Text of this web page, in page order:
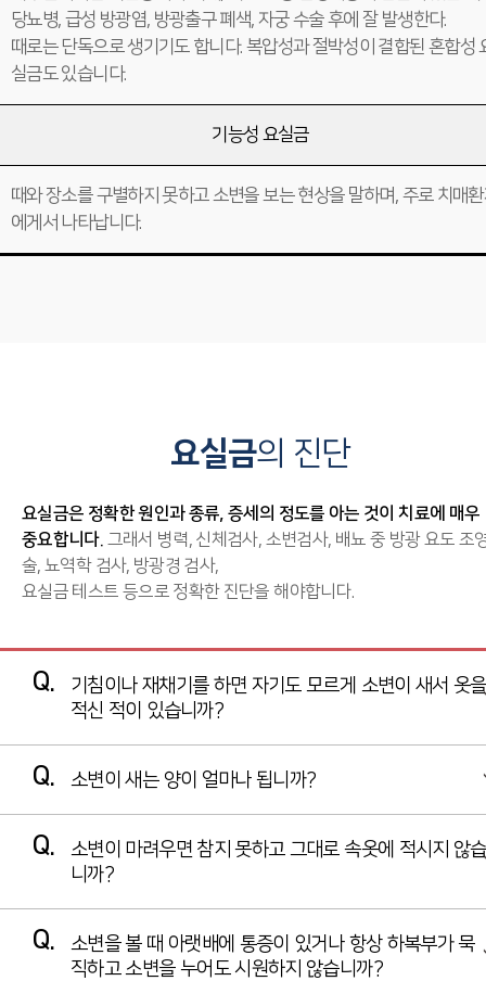
당뇨병, 급성 방광염, 방광출구 폐색, 자궁 수술 후에 잘 발생한다.
때로는 단독으로 생기기도 합니다. 복압성과 절박성이 결합된 혼합성
실금도 있습니다.
기능성 요실금
때와 장소를 구별하지 못하고 소변을 보는 현상을 말하며, 주로 치매
에게서 나타납니다.
요실금의 진단
요실금은 정확한 원인과 종류, 증세의 정도를 아는 것이 치료에 매우
중요합니다. 그래서 병력, 신체검사, 소변검사, 배뇨 중 방광 요도 조
술, 뇨역학 검사, 방광경 검사,
요실금 테스트 등으로 정확한 진단을 해야합니다.
Q.
기침이나 재채기를 하면 자기도 모르게 소변이 새서 옷을
적신 적이 있습니까?
□ 없다
□ 일주일에 한번
□ 매일
Q. 소변이 새는 양이 얼마나 됩니까?
□ 티 스푼 정도
□ 속옷에 묻을 정도
□ 다리로 흘러내릴 정도
Q.
소변이 마려우면 참지 못하고 그대로 속옷에 적시지 않습
니까?
□없다
□ 한달에 한번
Q.
소변을 볼 때 아랫배에 통증이 있거나 항상 하복부가 묵
직하고 소변을 누어도 시원하지 않습니까?